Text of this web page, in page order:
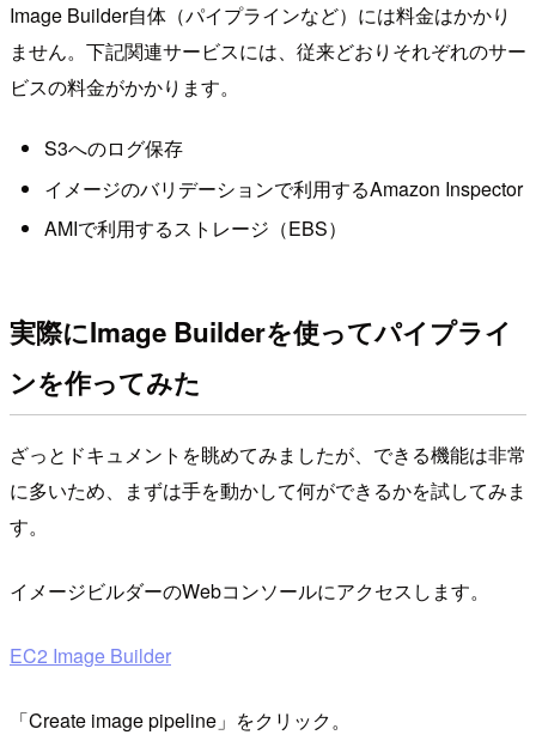
Image Builder自体（パイプラインなど）には料金はかかり
ません。下記関連サービスには、従来どおりそれぞれのサー
ビスの料金がかかります。
S3へのログ保存
イメージのバリデーションで利用するAmazon Inspector
AMIで利用するストレージ（EBS）
実際にImage Builderを使ってパイプライ
ンを作ってみた
ざっとドキュメントを眺めてみましたが、できる機能は非常
に多いため、まずは手を動かして何ができるかを試してみま
す。
イメージビルダーのWebコンソールにアクセスします。
EC2 Image Builder
「Create image pipeline」をクリック。